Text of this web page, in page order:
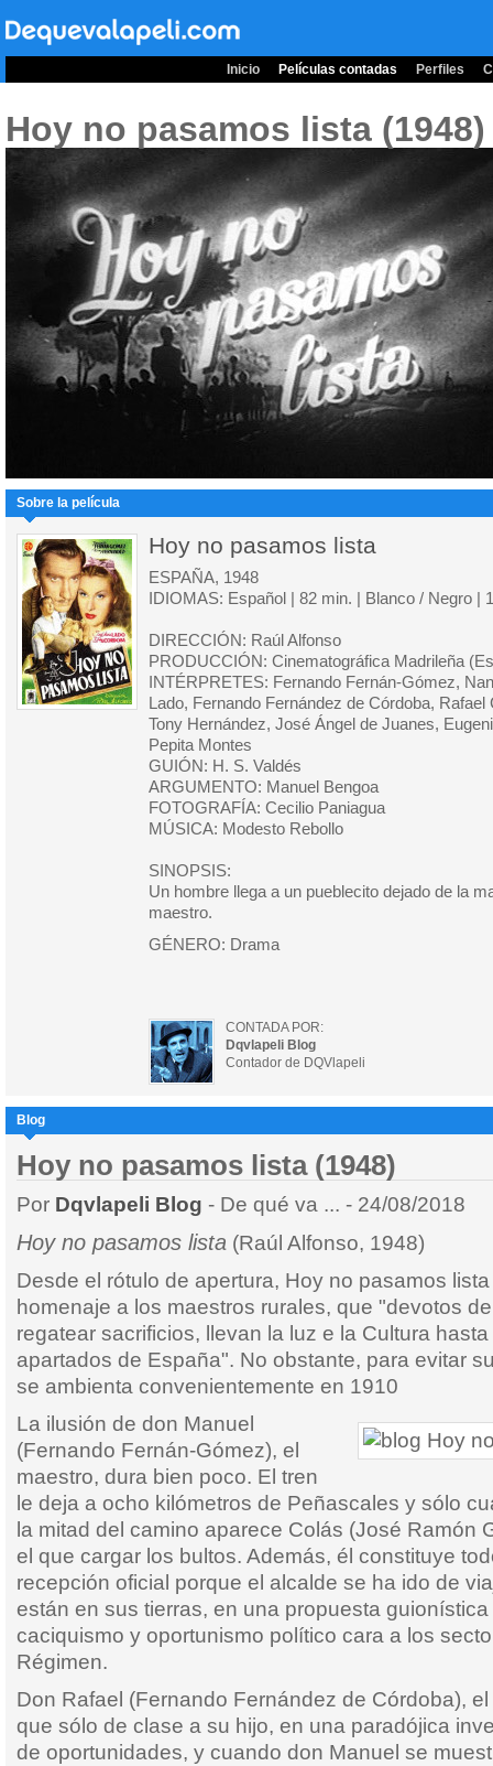
Inicio Películas contadas Perfiles
Hoy no pasamos lista
Sobre la película
Hoy no pasamos lista
ESPAÑA, 1948
IDIOMAS: Español | 82 min. | Blanco / Negro |
DIRECCIÓN: Raúl Alfonso
PRODUCCIÓN: Cinematográfica Madrileña
INTÉRPRETES: Fernando Fernán-Gómez,
Lado, Fernando Fernández de Córdoba,
Tony Hernández, José Ángel de Juanes,
Pepita Montes
GUIÓN: H. S. Valdés
ARGUMENTO: Manuel Bengoa
FOTOGRAFÍA: Cecilio Paniagua
MÚSICA: Modesto Rebollo
SINOPSIS:
Un hombre llega a un pueblecito dejado de la
maestro.
GÉNERO: Drama
CONTADA POR:
Dqvlapeli Blog
Contador de DQVlapeli
Blog
Hoy no pasamos lista (1948)
Por Dqvlapeli Blog - De qué va ... - 24/08/2018
Hoy no pasamos lista (Raúl Alfonso, 1948)
Desde el rótulo de apertura, Hoy no pasamos
homenaje a los maestros rurales, que "devotos
regatear sacrificios, llevan la luz e la Cultura
apartados de España". No obstante, para evitar
se ambienta convenientemente en 1910
La ilusión de don Manuel
(Fernando Fernán-Gómez), el
maestro, dura bien poco. El tren
le deja a ocho kilómetros de Peñascales y sólo
la mitad del camino aparece Colás (José Ramón
el que cargar los bultos. Además, él constituye
recepción oficial porque el alcalde se ha ido de
están en sus tierras, en una propuesta
caciquismo y oportunismo político cara a los
Régimen.
Don Rafael (Fernando Fernández de Córdoba),
que sólo de clase a su hijo, en una paradójica
de oportunidades, y cuando don Manuel se